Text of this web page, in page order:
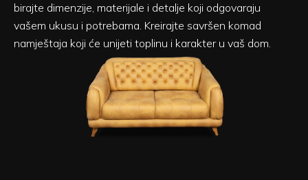
birajte dimenzije, materijale i detalje koji odgovaraju
vašem ukusu i potrebama. Kreirajte savršen komad
namještaja koji će unijeti toplinu i karakter u vaš dom.